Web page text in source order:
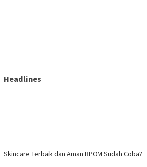
Headlines
Skincare Terbaik dan Aman BPOM Sudah Coba?